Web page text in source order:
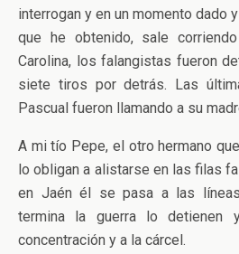
interrogan y en un momento dado
que he obtenido, sale
Carolina, los falangistas fueron
siete tiros por detrás. Las
Pascual fueron llamando a su
A mi tío Pepe, el otro hermano
lo obligan a alistarse en las filas
en Jaén él se pasa a las líneas
termina la guerra lo
concentración y a la cárcel.